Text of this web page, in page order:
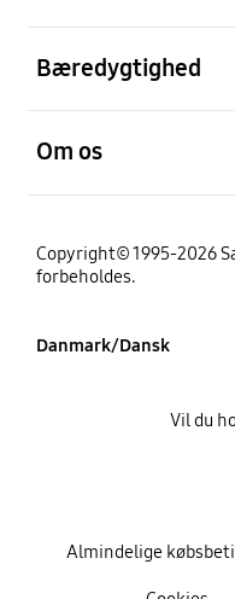
Bæredygtighed
Om os
Copyright© 1995-2026
forbeholdes.
Danmark/Dansk
Almindelige
Vil du